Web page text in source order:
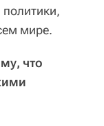
мире.
что